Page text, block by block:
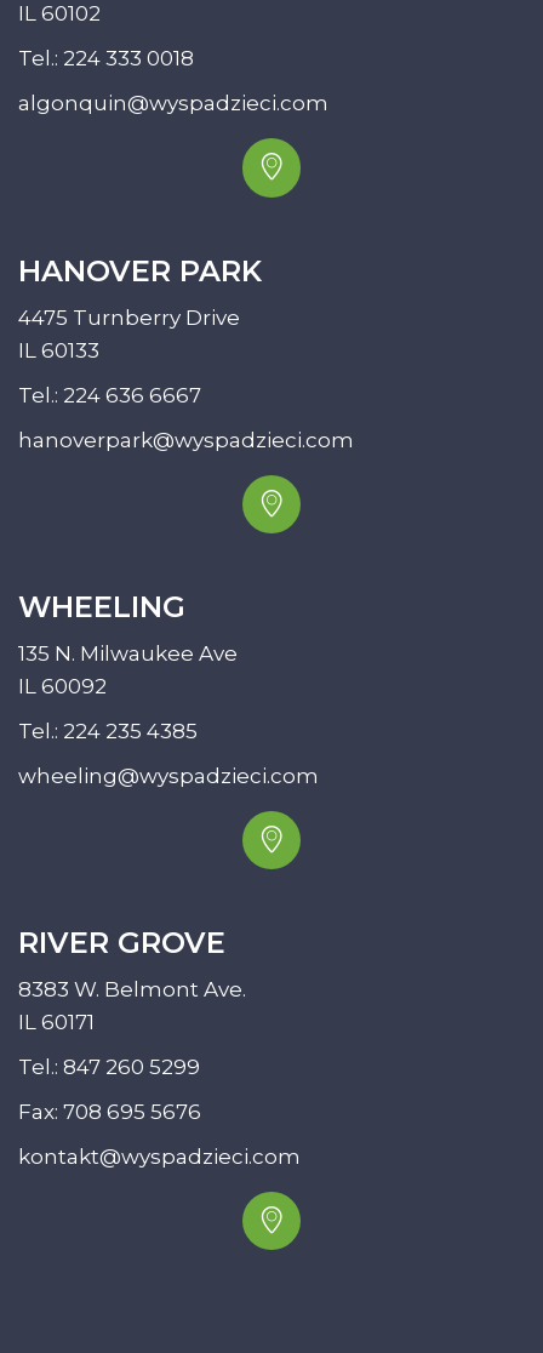
IL 60102
Tel.: 224 333 0018
algonquin@wyspadzieci.com
HANOVER PARK
4475 Turnberry Drive
IL 60133
Tel.: 224 636 6667
hanoverpark@wyspadzieci.com
WHEELING
135 N. Milwaukee Ave
IL 60092
Tel.: 224 235 4385
wheeling@wyspadzieci.com
RIVER GROVE
8383 W. Belmont Ave.
IL 60171
Tel.: 847 260 5299
Fax: 708 695 5676
kontakt@wyspadzieci.com